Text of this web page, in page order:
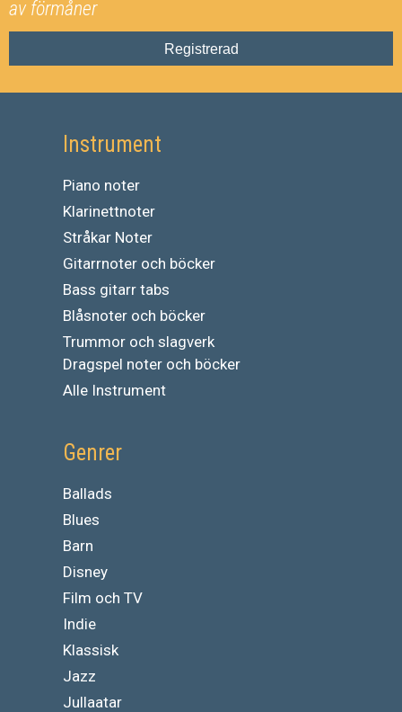
av förmåner
Registrerad
Instrument
Piano noter
Klarinettnoter
Stråkar Noter
Gitarrnoter och böcker
Bass gitarr tabs
Blåsnoter och böcker
Trummor och slagverk
Dragspel noter och böcker
Alle Instrument
Genrer
Ballads
Blues
Barn
Disney
Film och TV
Indie
Klassisk
Jazz
Jullaatar